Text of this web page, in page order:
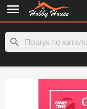

search